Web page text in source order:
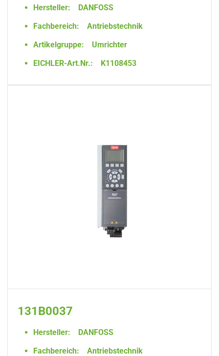
Hersteller:
DANFOSS
Fachbereich:
Antriebstechnik
Artikelgruppe:
Umrichter
EICHLER-Art.Nr.:
K1108453
131B0037
Hersteller:
DANFOSS
Fachbereich:
Antriebstechnik